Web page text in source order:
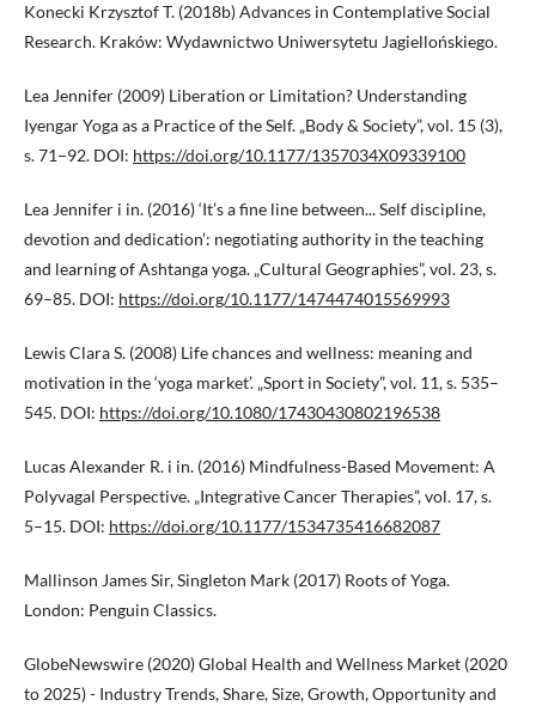
Konecki Krzysztof T. (2018b) Advances in Contemplative Social
Research. Kraków: Wydawnictwo Uniwersytetu Jagiellońskiego.
Lea Jennifer (2009) Liberation or Limitation? Understanding
Iyengar Yoga as a Practice of the Self. „Body & Society”, vol. 15 (3),
s. 71−92. DOI: https://doi.org/10.1177/1357034X09339100
Lea Jennifer i in. (2016) ‘It’s a fine line between... Self discipline,
devotion and dedication’: negotiating authority in the teaching
and learning of Ashtanga yoga. „Cultural Geographies”, vol. 23, s.
69–85. DOI: https://doi.org/10.1177/1474474015569993
Lewis Clara S. (2008) Life chances and wellness: meaning and
motivation in the ‘yoga market’. „Sport in Society”, vol. 11, s. 535–
545. DOI: https://doi.org/10.1080/17430430802196538
Lucas Alexander R. i in. (2016) Mindfulness-Based Movement: A
Polyvagal Perspective. „Integrative Cancer Therapies”, vol. 17, s.
5–15. DOI: https://doi.org/10.1177/1534735416682087
Mallinson James Sir, Singleton Mark (2017) Roots of Yoga.
London: Penguin Classics.
GlobeNewswire (2020) Global Health and Wellness Market (2020
to 2025) - Industry Trends, Share, Size, Growth, Opportunity and